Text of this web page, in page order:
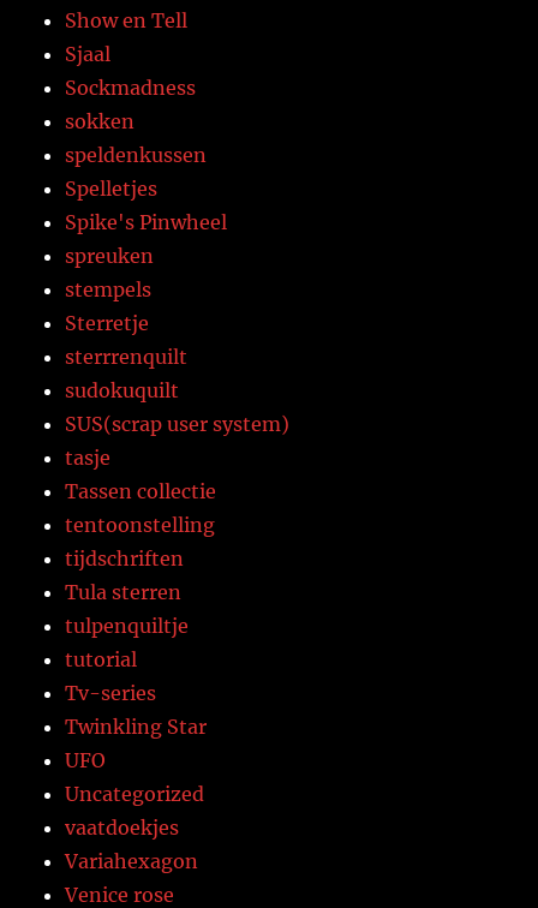
Show en Tell
Sjaal
Sockmadness
sokken
speldenkussen
Spelletjes
Spike's Pinwheel
spreuken
stempels
Sterretje
sterrrenquilt
sudokuquilt
SUS(scrap user system)
tasje
Tassen collectie
tentoonstelling
tijdschriften
Tula sterren
tulpenquiltje
tutorial
Tv-series
Twinkling Star
UFO
Uncategorized
vaatdoekjes
Variahexagon
Venice rose